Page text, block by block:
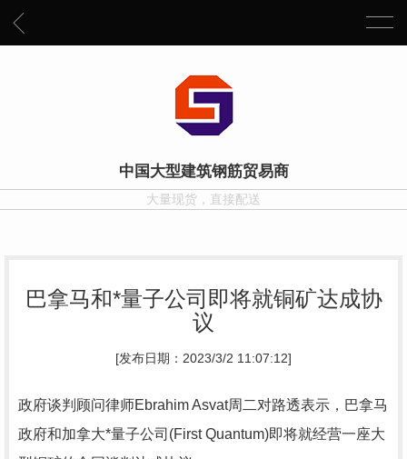
中国大型建筑钢筋贸易商
大量现货，直接配送
巴拿马和*量子公司即将就铜矿达成协
议
[发布日期：2023/3/2 11:07:12]
政府谈判顾问律师Ebrahim Asvat周二对路透表示，巴拿马
政府和加拿大*量子公司(First Quantum)即将就经营一座大